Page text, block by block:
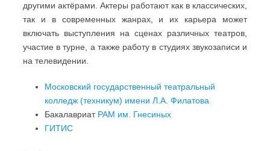
другими актёрами. Актеры работают как в классических,
так и в современных жанрах, и их карьера может
включать выступления на сценах различных театров,
участие в турне, а также работу в студиях звукозаписи и
на телевидении.
Московский государственный театральный
колледж (техникум) имени Л.А. Филатова
Бакалавриат РАМ им. Гнесиных
ГИТИС